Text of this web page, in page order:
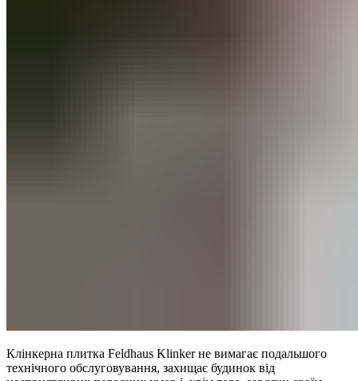
Клінкерна плитка Feldhaus Klinker не вимагає подальшого
технічного обслуговування, захищає будинок від